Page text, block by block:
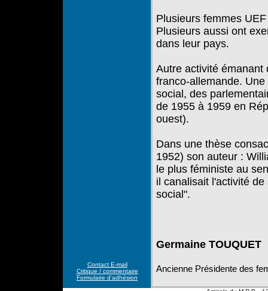
Plusieurs femmes
Plusieurs aussi ont
dans leur pays.
Autre activité émanant
franco-allemande.
social, des
de 1955 à 1959 en
ouest).
Dans une thèse
1952) son auteur :
le plus féministe au
il canalisait l'activité
social".
Germaine TOUQUET
Ancienne Présidente des
Contact E-mail
Critique / commentaire
Formulaire d'adhésion